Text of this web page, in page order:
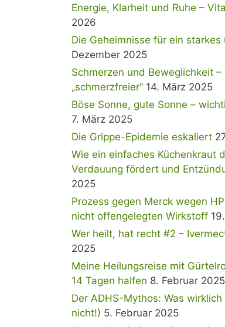
Energie, Klarheit und Ruhe –
2026
Die Geheimnisse für ein
Dezember 2025
Schmerzen und Beweglichkeit
„schmerzfreier“ 14. März 2025
Böse Sonne, gute Sonne –
7. März 2025
Die Grippe-Epidemie eskaliert
Wie ein einfaches Küchenkraut
Verdauung fördert und
2025
Prozess gegen Merck wegen
nicht offengelegten Wirkstoff
Wer heilt, hat recht #2 –
2025
Meine Heilungsreise mit
14 Tagen halfen 8. Februar 2025
Der ADHS-Mythos: Was
nicht!) 5. Februar 2025